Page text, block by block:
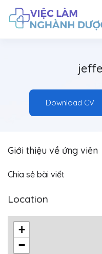
Download CV
Giới thiệu về ứng viên
Chia sẻ bài viết
Location
+
−